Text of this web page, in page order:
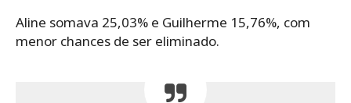
Aline somava 25,03% e Guilherme 15,76%, com
menor chances de ser eliminado.